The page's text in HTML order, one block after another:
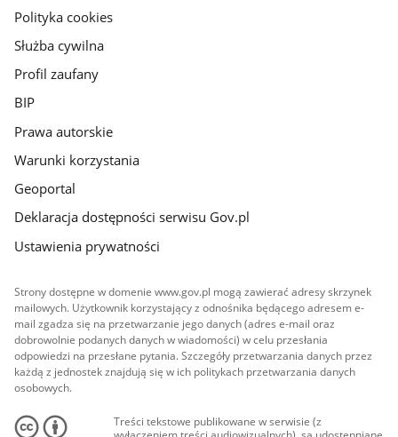
gov.pl
Polityka cookies
Służba cywilna
Profil zaufany
BIP
Prawa autorskie
Warunki korzystania
Geoportal
Deklaracja dostępności serwisu Gov.pl
Ustawienia prywatności
Strony dostępne w domenie www.gov.pl mogą zawierać adresy skrzynek
mailowych. Użytkownik korzystający z odnośnika będącego adresem e-
mail zgadza się na przetwarzanie jego danych (adres e-mail oraz
dobrowolnie podanych danych w wiadomości) w celu przesłania
odpowiedzi na przesłane pytania. Szczegóły przetwarzania danych przez
każdą z jednostek znajdują się w ich politykach przetwarzania danych
osobowych.
Treści tekstowe publikowane w serwisie (z